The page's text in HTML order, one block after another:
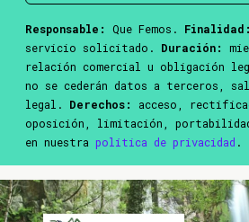
Responsable: Que Femos. Finalidad:
servicio solicitado. Duración:
relación comercial u obligación
no se cederán datos a terceros,
legal. Derechos:
acceso,
oposición, limitación,
en nuestra política de privacidad .